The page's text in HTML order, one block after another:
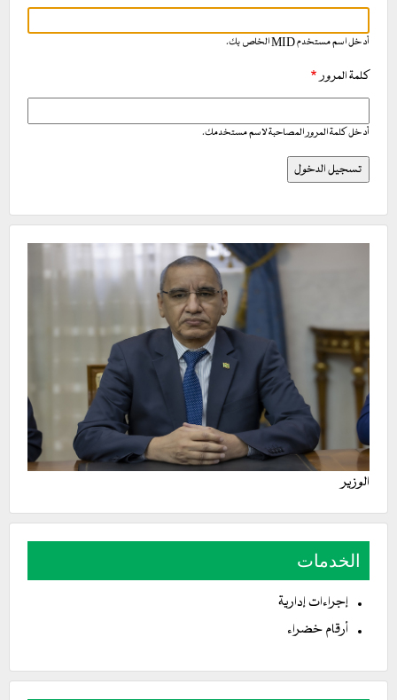
أدخل اسم مستخدم MID الخاص بك.
كلمة المرور
أدخل كلمة المرور المصاحبة لاسم مستخدمك.
الوزير
الخدمات
إجراءات إدارية
أرقام خضراء